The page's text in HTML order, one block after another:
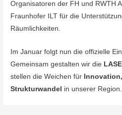
Organisatoren der FH und RWTH
Fraunhofer ILT für die
Räumlichkeiten.
Im Januar folgt nun die offizielle
Gemeinsam gestalten wir die
stellen die Weichen für
Strukturwandel in unserer Region.